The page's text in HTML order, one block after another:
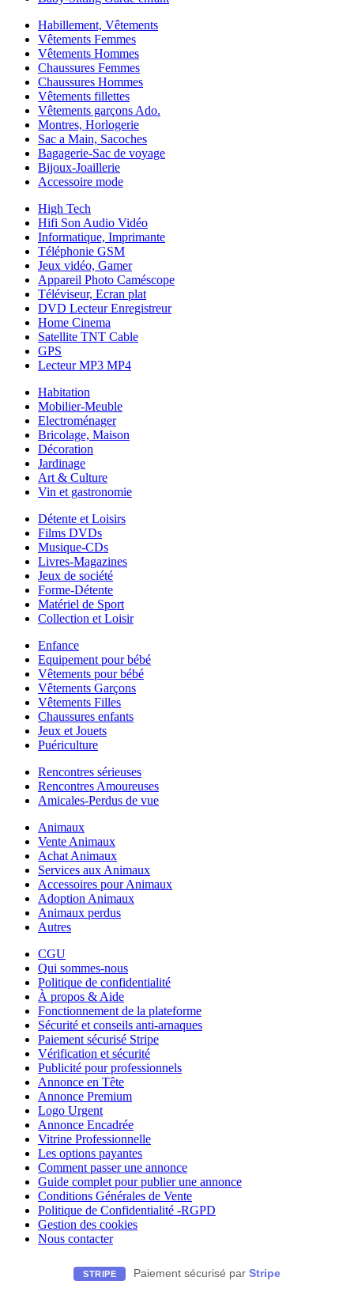
Habillement, Vêtements
Vêtements Femmes
Vêtements Hommes
Chaussures Femmes
Chaussures Hommes
Vêtements fillettes
Vêtements garçons Ado.
Montres, Horlogerie
Sac a Main, Sacoches
Bagagerie-Sac de voyage
Bijoux-Joaillerie
Accessoire mode
High Tech
Hifi Son Audio Vidéo
Informatique, Imprimante
Téléphonie GSM
Jeux vidéo, Gamer
Appareil Photo Caméscope
Téléviseur, Ecran plat
DVD Lecteur Enregistreur
Home Cinema
Satellite TNT Cable
GPS
Lecteur MP3 MP4
Habitation
Mobilier-Meuble
Electroménager
Bricolage, Maison
Décoration
Jardinage
Art & Culture
Vin et gastronomie
Détente et Loisirs
Films DVDs
Musique-CDs
Livres-Magazines
Jeux de société
Forme-Détente
Matériel de Sport
Collection et Loisir
Enfance
Equipement pour bébé
Vêtements pour bébé
Vêtements Garçons
Vêtements Filles
Chaussures enfants
Jeux et Jouets
Puériculture
Rencontres sérieuses
Rencontres Amoureuses
Amicales-Perdus de vue
Animaux
Vente Animaux
Achat Animaux
Services aux Animaux
Accessoires pour Animaux
Adoption Animaux
Animaux perdus
Autres
CGU
Qui sommes-nous
Politique de confidentialité
À propos & Aide
Fonctionnement de la plateforme
Sécurité et conseils anti-arnaques
Paiement sécurisé Stripe
Vérification et sécurité
Publicité pour professionnels
Annonce en Tête
Annonce Premium
Logo Urgent
Annonce Encadrée
Vitrine Professionnelle
Les options payantes
Comment passer une annonce
Guide complet pour publier une annonce
Conditions Générales de Vente
Politique de Confidentialité -RGPD
Gestion des cookies
Nous contacter
STRIPE Paiement sécurisé par Stripe